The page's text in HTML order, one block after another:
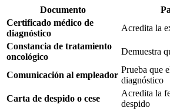
Documento
Certificado médico de
diagnóstico
Acredita la
Constancia de tratamiento
oncológico
Demuestra
Comunicación al empleador
Prueba que
diagnóstico
Carta de despido o cese
Acredita la
despido